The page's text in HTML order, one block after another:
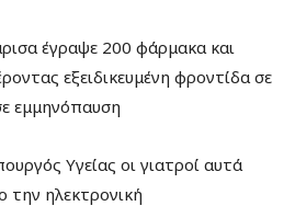
έγραψε 200 φάρμακα και
εξειδικευμένη φροντίδα σε
εμμηνόπαυση
Υγείας οι γιατροί αυτά
την ηλεκτρονική